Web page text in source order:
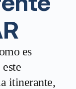
es
itinerante,